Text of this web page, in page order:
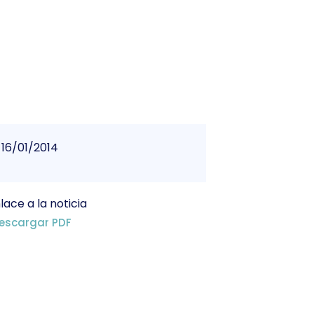
16/01/2014
a la noticia
PDF